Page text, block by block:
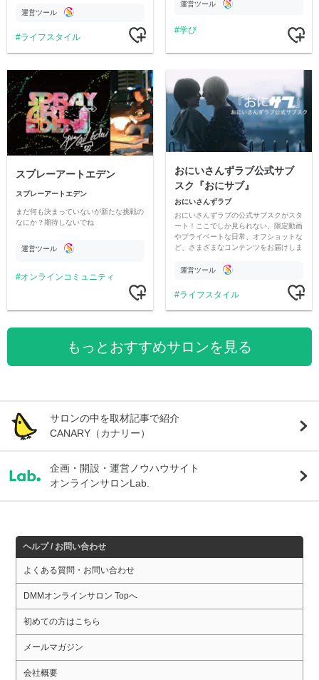
ただいています。
運営ツール
ライフスタイル
運営ツール
学び
スプレーアートエデン
スプレーアートエデン
まだ何も決まっていないが新たな挑戦の
なにか？期待しないでね
運営ツール
オンラインコミュニティ
おにいさんずラブ公式サブ
スク『おにサブ』
おにいさんずラブ
おにいさんずラブの公式サブスクがスタ
ート！ここでしか見られない、限定動画
やプライベートな日常、オフショットな
ど、さまざまなコンテンツをお届けしま
運営ツール
ライフスタイル
もっとおすすめサロンを見る
サロンの中を取材記事で紹介
CANARY（カナリー）
企画・開設・運営ノウハウサイト
オンラインサロンLab.
ヘルプ / お問い合わせ
よくある質問・お問い合わせ
DMMオンラインサロン Topへ
初めての方はこちら
メールマガジン
会社概要